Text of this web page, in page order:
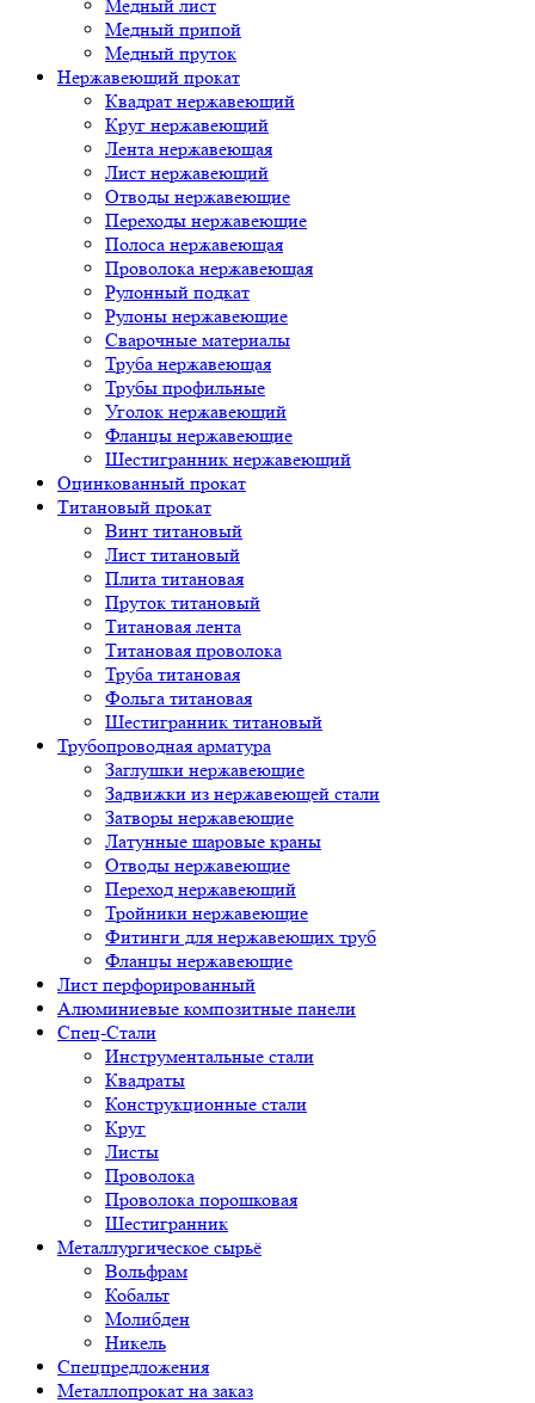
Медный лист
Медный припой
Медный пруток
Нержавеющий прокат
Квадрат нержавеющий
Круг нержавеющий
Лента нержавеющая
Лист нержавеющий
Отводы нержавеющие
Переходы нержавеющие
Полоса нержавеющая
Проволока нержавеющая
Рулонный подкат
Рулоны нержавеющие
Сварочные материалы
Труба нержавеющая
Трубы профильные
Уголок нержавеющий
Фланцы нержавеющие
Шестигранник нержавеющий
Оцинкованный прокат
Титановый прокат
Винт титановый
Лист титановый
Плита титановая
Пруток титановый
Титановая лента
Титановая проволока
Труба титановая
Фольга титановая
Шестигранник титановый
Трубопроводная арматура
Заглушки нержавеющие
Задвижки из нержавеющей стали
Затворы нержавеющие
Латунные шаровые краны
Отводы нержавеющие
Переход нержавеющий
Тройники нержавеющие
Фитинги для нержавеющих труб
Фланцы нержавеющие
Лист перфорированный
Алюминиевые композитные панели
Спец-Стали
Инструментальные стали
Квадраты
Конструкционные стали
Круг
Листы
Проволока
Проволока порошковая
Шестигранник
Металлургическое сырьё
Вольфрам
Кобальт
Молибден
Никель
Спецпредложения
Металлопрокат на заказ